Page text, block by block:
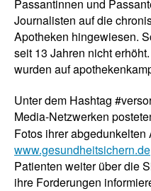
Passantinnen und
Journalisten auf die
Apotheken hingewiesen.
seit 13 Jahren nicht
wurden auf
Unter dem Hashtag
Media-Netzwerken
Fotos ihrer
www.gesundheitsichern.de
Patienten weiter über die
ihre Forderungen